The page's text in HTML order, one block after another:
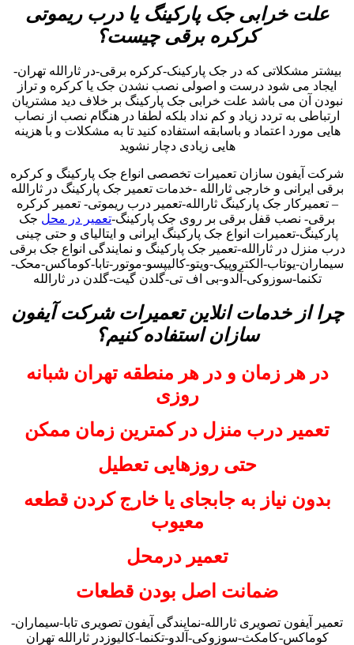
علت خرابی جک پارکینگ یا درب ریموتی
کرکره برقی چیست؟
بیشتر مشکلاتی که در جک پارکینک-کرکره برقی-در ثارالله تهران-
ایجاد می شود درست و اصولی نصب نشدن جک یا کرکره و تراز
نبودن آن می باشد علت خرابی جک پارکینگ بر خلاف دید مشتریان
ارتباطی به تردد زیاد و کم نداد بلکه لطفا در هنگام نصب از نصاب
هایی مورد اعتماد و باسابقه استفاده کنید تا به مشکلات و با هزینه
هایی زیادی دچار نشوید
شرکت آیفون سازان تعمیرات تخصصی انواع جک پارکینگ و کرکره
برقی ایرانی و خارجی ثارالله -خدمات تعمیر جک پارکینگ در ثارالله
– تعمیرکار جک پارکینگ ثارالله-تعمیر درب ریموتی- تعمیر کرکره
برقی- نصب قفل برقی بر روی جک پارکینگ-تعمیر در محل جک
پارکینگ-تعمیرات انواع جک پارکینگ ایرانی و ایتالیای و حتی چینی
درب منزل در ثارالله-تعمیر جک پارکینگ و نمایندگی انواع جک برقی
سیماران-یوتاب-الکتروپیک-ویتو-کالیپسو-موتور-تابا-کوماکس-محک-
تکنما-سوزوکی-آلدو-بی اف تی-گلدن گیت-گلدن در ثارالله
چرا از خدمات انلاین تعمیرات شرکت آیفون
سازان استفاده کنیم؟
در هر زمان و در هر منطقه تهران شبانه
روزی
تعمیر درب منزل در کمترین زمان ممکن
حتی روزهایی تعطیل
بدون نیاز به جابجای یا خارج کردن قطعه
معیوب
تعمیر درمحل
ضمانت اصل بودن قطعات
تعمیر آیفون تصویری ثارالله-نمایندگی آیفون تصویری تابا-سیماران-
کوماکس-کامکث-سوزوکی-آلدو-تکنما-کالیوزدر ثارالله تهران